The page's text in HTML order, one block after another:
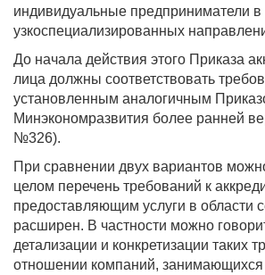
индивидуальные предприниматели в
узкоспециализированных
До начала действия этого Приказа
лица должны соответствовать
установленным аналогичным
Минэкономразвития более ранней
№326).
При сравнении двух вариантов
целом перечень требований к
предоставляющим услуги в области
расширен. В частности можно
детализации и конкретизации таких
отношении компаний, занимающихся